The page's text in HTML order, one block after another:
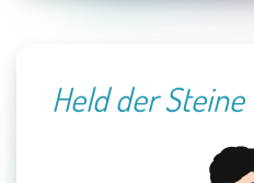
Held der Steine